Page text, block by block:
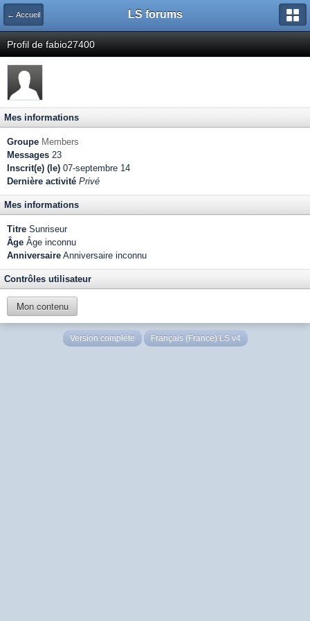
← Accueil LS forums
Profil de fabio27400
Mes informations
Groupe Members
Messages 23
Inscrit(e) (le) 07-septembre 14
Dernière activité Privé
Mes informations
Titre Sunriseur
Âge Âge inconnu
Anniversaire Anniversaire inconnu
Contrôles utilisateur
Mon contenu
Version complète Français (France) LS v4